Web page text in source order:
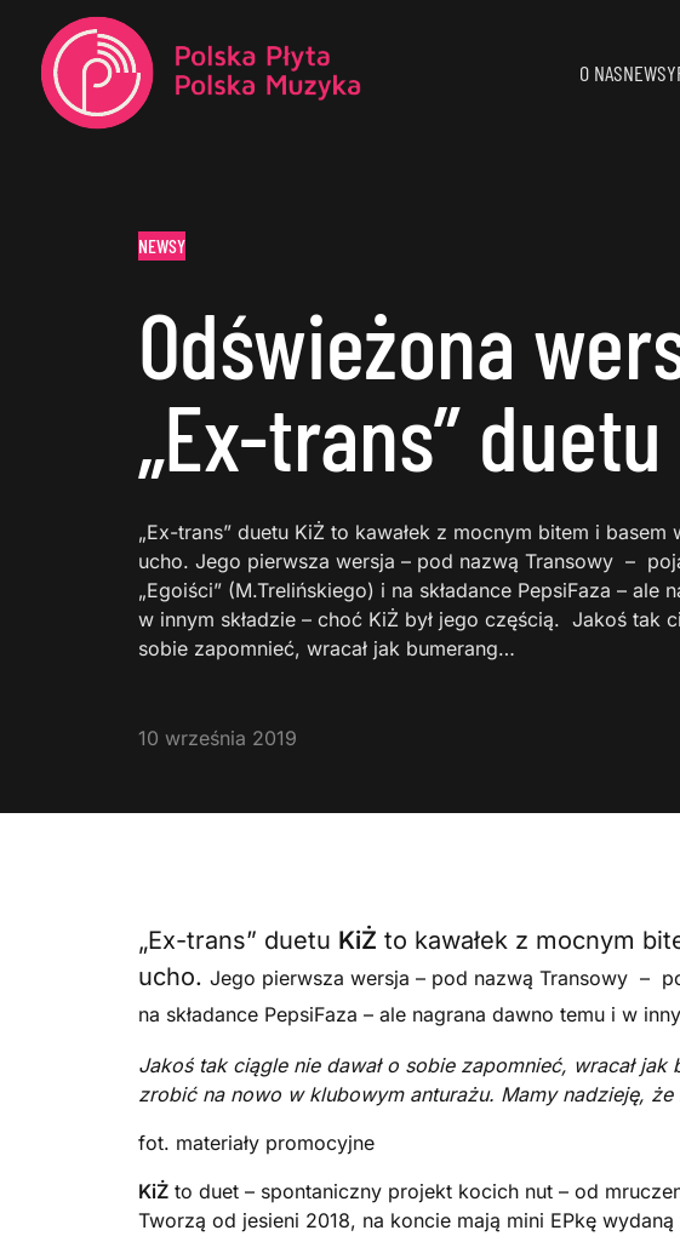
O NASNEWSY
NEWSY
Odświeżona
„Ex-trans” duetu
„Ex-trans” duetu KiŻ to kawałek z mocnym bitem i basem
ucho. Jego pierwsza wersja – pod nazwą Transowy –
„Egoiści” (M.Trelińskiego) i na składance PepsiFaza – ale
w innym składzie – choć KiŻ był jego częścią. Jakoś tak
sobie zapomnieć, wracał jak bumerang…
10 września 2019
„Ex-trans” duetu KiŻ to kawałek z mocnym
ucho. Jego pierwsza wersja – pod nazwą Transowy –
na składance PepsiFaza – ale nagrana dawno temu i w
Jakoś tak ciągle nie dawał o sobie zapomnieć, wracał
zrobić na nowo w klubowym anturażu. Mamy nadzieję, że
fot. materiały promocyjne
KiŻ to duet – spontaniczny projekt kocich nut – od
Tworzą od jesieni 2018, na koncie mają mini EPkę